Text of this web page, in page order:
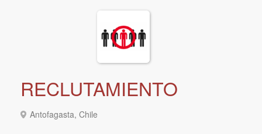
RECLUTAMIENTO
Antofagasta, Chile